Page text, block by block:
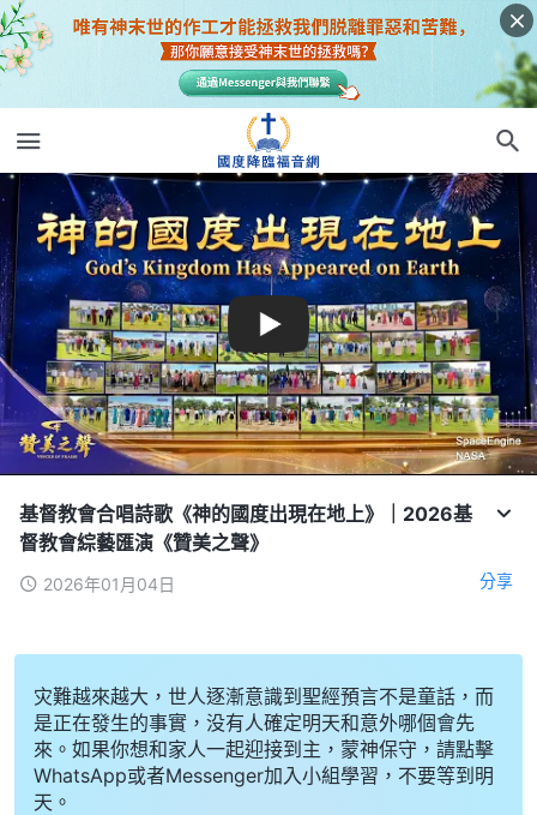
基督教會合唱詩歌《神的國度出現在地上》｜2026基
督教會綜藝匯演《贊美之聲》
2026年01月04日 分享
灾難越來越大，世人逐漸意識到聖經預言不是童話，而
是正在發生的事實，没有人確定明天和意外哪個會先
來。如果你想和家人一起迎接到主，蒙神保守，請點擊
WhatsApp或者Messenger加入小組學習，不要等到明
天。